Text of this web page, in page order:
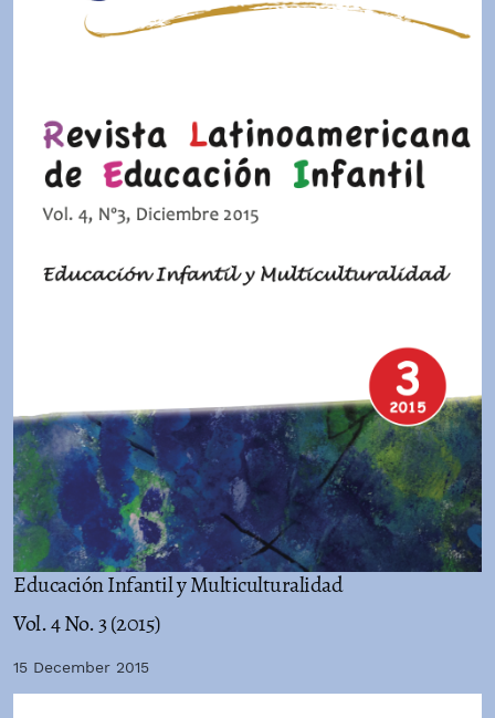
Educación Infantil y Multiculturalidad
Vol. 4 No. 3 (2015)
15 December 2015